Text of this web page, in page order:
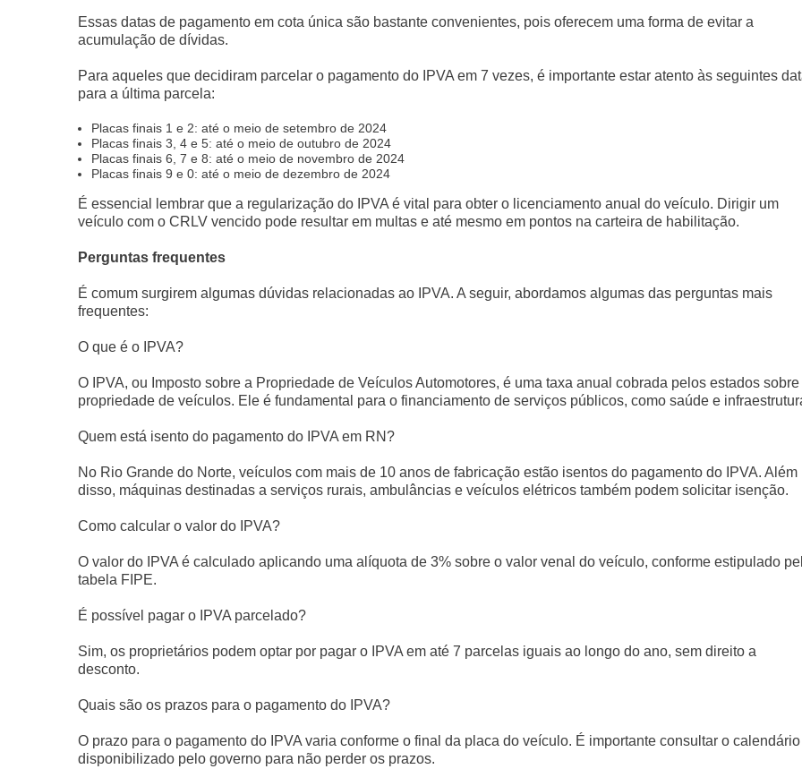
Essas datas de pagamento em cota única são bastante convenientes, pois oferecem uma forma de evitar a
acumulação de dívidas.
Para aqueles que decidiram parcelar o pagamento do IPVA em 7 vezes, é importante estar atento às seguintes
para a última parcela:
Placas finais 1 e 2: até o meio de setembro de 2024
Placas finais 3, 4 e 5: até o meio de outubro de 2024
Placas finais 6, 7 e 8: até o meio de novembro de 2024
Placas finais 9 e 0: até o meio de dezembro de 2024
É essencial lembrar que a regularização do IPVA é vital para obter o licenciamento anual do veículo. Dirigir um
veículo com o CRLV vencido pode resultar em multas e até mesmo em pontos na carteira de habilitação.
Perguntas frequentes
É comum surgirem algumas dúvidas relacionadas ao IPVA. A seguir, abordamos algumas das perguntas mais
frequentes:
O que é o IPVA?
O IPVA, ou Imposto sobre a Propriedade de Veículos Automotores, é uma taxa anual cobrada pelos estados sobre
propriedade de veículos. Ele é fundamental para o financiamento de serviços públicos, como saúde e
Quem está isento do pagamento do IPVA em RN?
No Rio Grande do Norte, veículos com mais de 10 anos de fabricação estão isentos do pagamento do IPVA. Além
disso, máquinas destinadas a serviços rurais, ambulâncias e veículos elétricos também podem solicitar isenção.
Como calcular o valor do IPVA?
O valor do IPVA é calculado aplicando uma alíquota de 3% sobre o valor venal do veículo, conforme estipulado
tabela FIPE.
É possível pagar o IPVA parcelado?
Sim, os proprietários podem optar por pagar o IPVA em até 7 parcelas iguais ao longo do ano, sem direito a
desconto.
Quais são os prazos para o pagamento do IPVA?
O prazo para o pagamento do IPVA varia conforme o final da placa do veículo. É importante consultar o calendário
disponibilizado pelo governo para não perder os prazos.